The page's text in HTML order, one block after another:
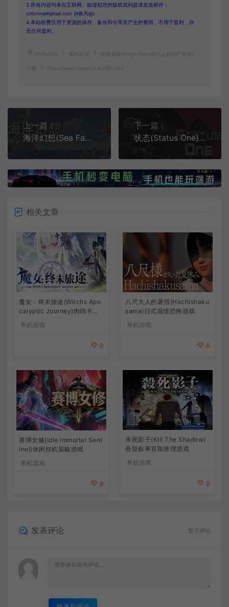
3.所有内容均来自互联网。如侵犯您的版权或利益请发送邮件：
cvformat#gmail.com (#换为@)
4.本站收费仅用于资源的保存、备份和分享所产生的费用，不用于盈利，亦
无任何盈利。
MMGAME 超级英雄(Mega Hero)第三人称动作游戏|
https://www.mmyx.cc/53195.html
上一篇：
海洋幻想(Sea Fantasy)像素动作角色扮演游戏|下载
下一篇：
状态(Status One)俯视角3D战术射击策略游戏|下载
相关文章
魔女：终末旅途(Witchs Apo
calyptic Journey)肉鸽卡牌
单机游戏
0
八尺大人的暑假(Hachishaku
sama)日式温情恐怖游戏
单机游戏
0
赛博女修(Idle Immortal Sent
inel)休闲挂机策略游戏
单机游戏
0
杀死影子(Kill The Shadow)
悬疑叙事冒险推理游戏
单机游戏
0
发表评论 暂无评论